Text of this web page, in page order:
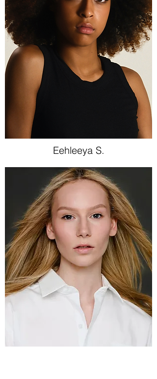
Eehleeya S.